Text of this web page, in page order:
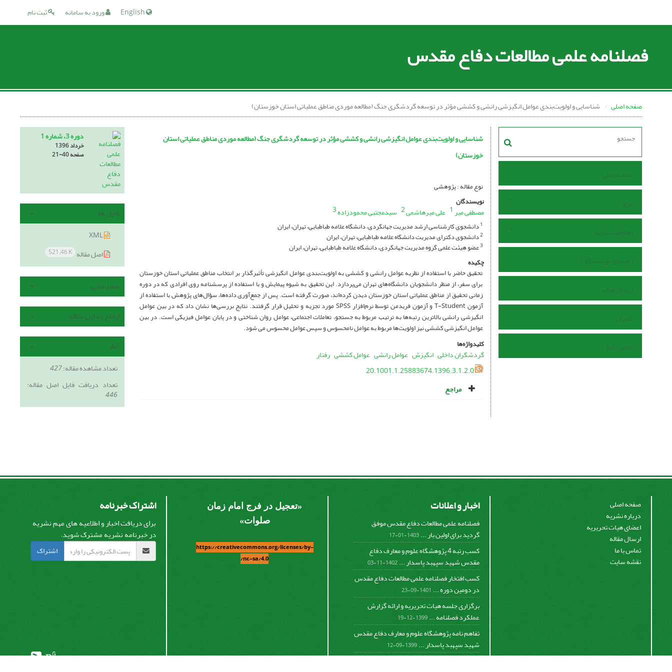
ثبت نام ورود به سامانه
فصلنامه علمی مطالعات دفاع مقدس
صفحه اصلی شناسایی و اولویت‌بندی عوامل انگیزشی رانشی و کششی مؤثر در توسعه گردشگری جنگ (مطالعه موردی مناطق عملیاتی استان خوزستان)
صفحه اصلی
مرور
اطلاعات نشریه
راهنمای نویسندگان
ارسال مقاله
داوران
تماس با ما
شناسایی و اولویت‌بندی عوامل انگیزشی رانشی و کششی مؤثر در توسعه گردشگری جنگ (مطالعه موردی مناطق عملیاتی استان
خوزستان)
نوع مقاله : پژوهشی
نویسندگان
مصطفی میر1 علی میرهاشمی2 سیدمجتبی محمودزاده3
1دانشجوی کارشناسی ارشد مدیریت جهانگردی، دانشگاه علامه طباطبایی، تهران، ایران
2دانشجوی دکترای مدیریت دانشگاه علامه طباطبایی، تهران، ایران
3عضو هیئت علمی گروه مدیریت جهانگردی، دانشگاه علامه طباطبایی، تهران، ایران
چکیده
تحقیق حاضر با استفاده از نظریه عوامل رانشی و کششی به اولویت‌بندی عوامل انگیزشی تأثیرگذار بر انتخاب مناطق عملیاتی استان خوزستان
برای سفر، از منظر دانشجویان دانشگاه‌های تهران می‌پردازد. این تحقیق به شیوه پیمایش و با استفاده از پرسشنامه روی افرادی که در دوره
زمانی تحقیق از مناطق عملیاتی استان خوزستان دیدن کرده‌اند، صورت گرفته است. پس از جمع‌آوری داده‌ها، سؤال‌های پژوهش با استفاده از
آزمون T-Student و آزمون فریدمن توسط نرم‌افزار SPSS مورد تجزیه و تحلیل قرار گرفتند. نتایج بررسی‌ها نشان داد که در بین عوامل
انگیزشی رانشی بالاترین رتبه‌ها به ترتیب مربوط به جستجو، تعاملات اجتماعی، عوامل روان شناختی و در پایان عوامل فیزیکی است. در بین
عوامل انگیزشی کششی نیز اولویت‌ها مربوط به عوامل نامحسوس و سپس عوامل محسوس می شود.
کلیدواژه‌ها
گردشگران داخلی انگیزش عوامل رانشی عوامل کششی رفتار
20.1001.1.25883674.1396.3.1.2.0
مراجع
دوره 3، شماره 1
خرداد 1396
صفحه21-40
فایل ها
XML
اصل مقاله 521.46 K
هم رسانی
ارجاع به این مقاله
آمار
تعداد مشاهده مقاله:427
تعداد دریافت فایل اصل مقاله:
446
صفحه اصلی
درباره نشریه
اعضای هیات تحریریه
ارسال مقاله
تماس با ما
نقشه سایت
اخبار و اعلانات
فصلنامه علمی مطالعات دفاع مقدس موفق
گردید برای اولین بار ... 1403-01-17
کسب رتبه 4 پژوهشگاه علوم و معارف دفاع
مقدس شهید سپهبد پاسدار ... 1402-11-03
کسب افتخار فصلنامه علمی مطالعات دفاع مقدس
در دومین دوره ... 1401-09-23
برگزاری جلسه هیات تحریریه و ارائه گزارش
عملکرد فصلنامه ... 1399-12-19
تفاهم نامه پژوهشگاه علوم و معارف دفاع مقدس
شهید سپهبد پاسدار ... 1399-09-12
«تعجیل در فرج امام زمان
صلوات»
https://creativecommons.org/licenses/by-
nc-sa/4.0/
اشتراک خبرنامه
برای دریافت اخبار و اطلاعیه های مهم نشریه
در خبرنامه نشریه مشترک شوید.
اشتراک